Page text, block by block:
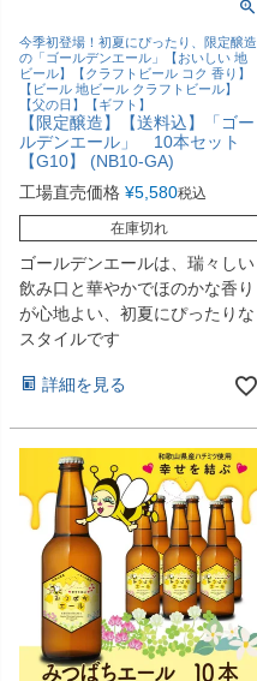
今季初登場！初夏にぴったり、限定醸造
の「ゴールデンエール」【おいしい 地
ビール】【クラフトビール コク 香り】
【ビール 地ビール クラフトビール】
【父の日】【ギフト】
【限定醸造】【送料込】「ゴー
ルデンエール」 10本セット
【G10】 (NB10-GA)
工場直売価格 ¥5,580税込
在庫切れ
ゴールデンエールは、瑞々しい
飲み口と華やかでほのかな香り
が心地よい、初夏にぴったりな
スタイルです
詳細を見る